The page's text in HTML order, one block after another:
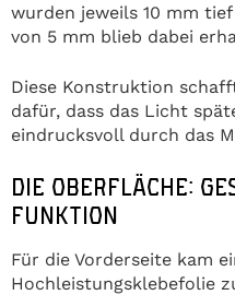
wurden jeweils 10 mm
von 5 mm blieb dabei
Diese Konstruktion
dafür, dass das Licht
eindrucksvoll durch das
DIE OBERFLÄCHE:
FUNKTION
Für die Vorderseite kam
Hochleistungsklebefolie